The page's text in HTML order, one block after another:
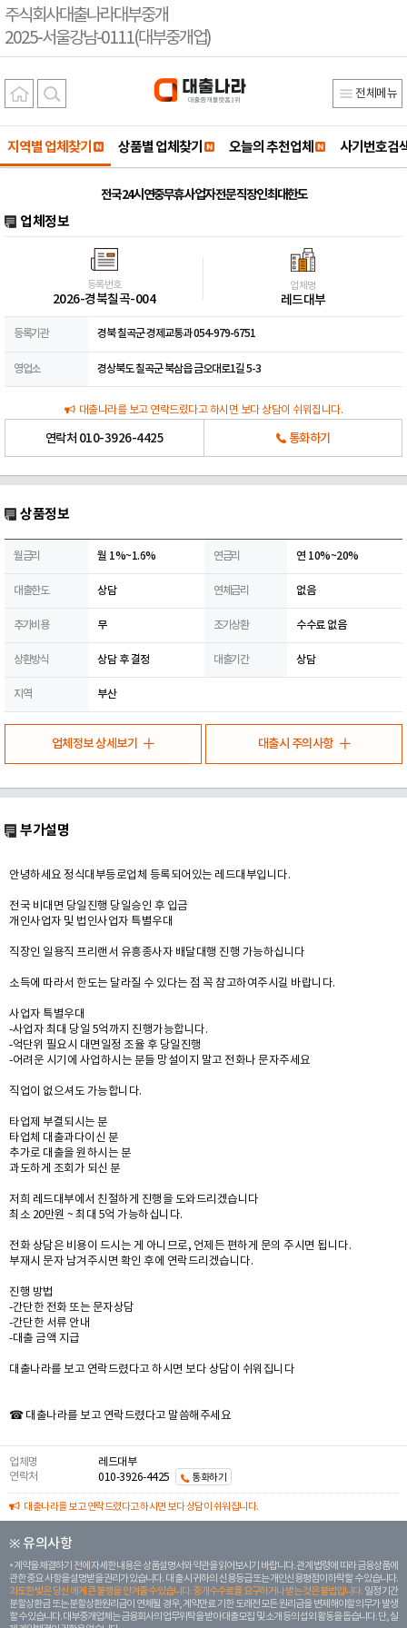
주식회사대출나라대부중개
2025-서울강남-0111(대부중개업)
전체메뉴
지역별 업체찾기 상품별 업체찾기 오늘의 추천업체 사기번호검
전국 24시 연중무휴 사업자 전문 직장인 최대한도
업체정보
등록번호
2026-경북칠곡-004
업체명
레드대부
등록기관 경북 칠곡군 경제교통과 054-979-6751
영업소 경상북도 칠곡군 북삼읍 금오대로1길 5-3
대출나라를 보고 연락드렸다고 하시면 보다 상담이 쉬워집니다.
연락처 010-3926-4425 통화하기
상품정보
월금리 월 1%~1.6% 연금리 연 10%~20%
대출한도 상담 연체금리 없음
추가비용 무 조기상환 수수료 없음
상환방식 상담 후 결정 대출기간 상담
지역 부산
업체정보 상세보기 대출시 주의사항
부가설명
안녕하세요 정식대부등로업체 등록되어있는 레드대부입니다.
전국 비대면 당일진행 당일승인 후 입금
개인사업자 및 법인사업자 특별우대
직장인 일용직 프리랜서 유흥종사자 배달대행 진행 가능하십니다
소득에 따라서 한도는 달라질 수 있다는 점 꼭 참고하여주시길 바랍니다.
사업자 특별우대
-사업자 최대 당일 5억까지 진행가능합니다.
-억단위 필요시 대면일정 조율 후 당일진행
-어려운 시기에 사업하시는 분들 망설이지 말고 전화나 문자주세요
직업이 없으셔도 가능합니다.
타업제 부결되시는 분
타업체 대출과다이신 분
추가로 대출을 원하시는 분
과도하게 조회가 되신 분
저희 레드대부에서 친절하게 진행을 도와드리겠습니다
최소 20만원 ~ 최대 5억 가능하십니다.
전화 상담은 비용이 드시는 게 아니므로, 언제든 편하게 문의 주시면 됩니다.
부재시 문자 남겨주시면 확인 후에 연락드리겠습니다.
진행 방법
-간단한 전화 또는 문자상담
-간단한 서류 안내
-대출 금액 지급
대출나라를 보고 연락드렸다고 하시면 보다 상담이 쉬워집니다
☎ 대출나라를 보고 연락드렸다고 말씀해주세요
업체명
레드대부
연락처
010-3926-4425 통화하기
대출나라를 보고 연락드렸다고 하시면 보다 상담이 쉬워집니다.
※ 유의사항
계약을 체결하기 전에 자세한 내용은 상품설명서와 약관을 읽어보시기 바랍니다. 관계 법령에 따라 금융상품에
관한 중요 사항을 설명받을 권리가 있습니다. 대 출 시 귀하의 신용등급 또는 개인신용평점이 하락할 수 있습니다.
과도한 빚은 당신 에게 큰 불행을 안겨줄 수 있습니다. 중개수수료를 요구하거나 받는 것은 불법입니다. 일정 기간
분할상환금 또는 분할상환원리금이 연체될 경우, 계약만료 기한 도래전 모든 원리금을 변제해야할 의무가 발생
할 수 있습니다. 대부중개업체는 금융회사의 업무위탁을 받아 대출모집 및 소개 등의 섭외 활동을 돕습니다. 단, 실